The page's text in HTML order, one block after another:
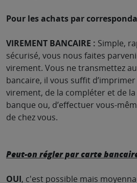
Pour les achats par
VIREMENT BANCAIRE : Simple,
sécurisé, vous nous faites
virement. Vous ne transmettez
bancaire, il vous suffit
virement, de la compléter et de
banque ou, d’effectuer vous-
de chez vous.
Peut-on régler par carte
OUI, c'est possible mais